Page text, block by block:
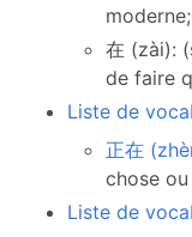
在 (zài):
de faire
Liste de
正在
chose
Liste de